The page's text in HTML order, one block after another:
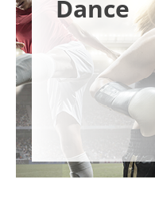
Dance